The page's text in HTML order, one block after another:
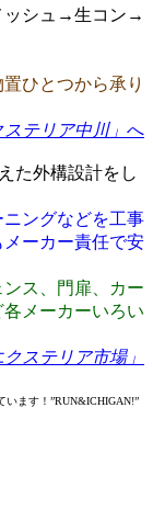
ッシュ→生コン→
ひとつから承り
ステリア中川」 へ
た外構設計をし
ングなどを工事
ーカー責任で安
ス、門扉、カー
メーカーいろい
クステリア市場」
います！”RUN&ICHIGAN!”